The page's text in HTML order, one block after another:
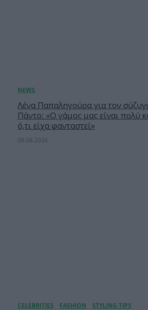
Λένα Παπαληγούρα για τον
Πάντο: «Ο γάμος μας είναι πολύ
ό,τι είχα φανταστεί»
08.08.2026